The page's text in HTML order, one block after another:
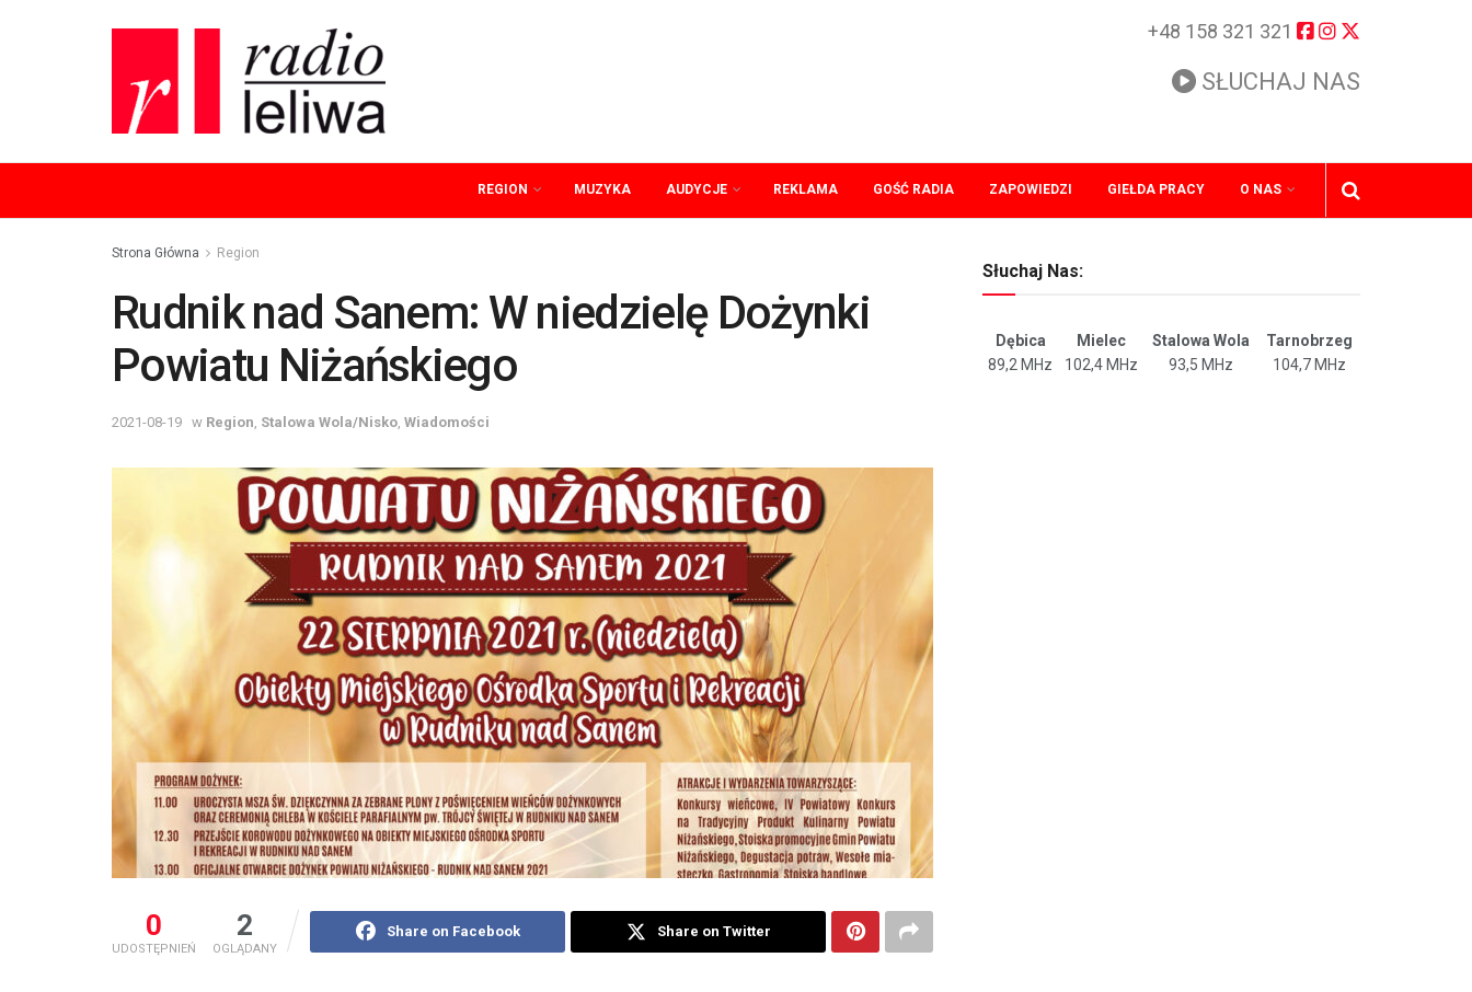
+48 158 321 321
SŁUCHAJ NAS
REGION MUZYKA AUDYCJE REKLAMA GOŚĆ RADIA ZAPOWIEDZI GIEŁDA PRACY O NAS
Strona Główna Region
Rudnik nad Sanem: W niedzielę Dożynki
Powiatu Niżańskiego
2021-08-19 w Region Stalowa Wola/Nisko Wiadomości
0
UDOSTĘPNIEŃ
2
OGLĄDANY
Share on Facebook Share on Twitter
Słuchaj Nas:
Dębica Mielec Stalowa Wola
Tarnobrzeg
89,2 MHz
102,4 MHz 93,5 MHz 104,7 MHz